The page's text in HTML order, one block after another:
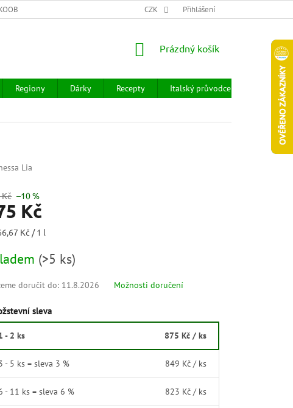
HODNOCENÍ OBCHODU OBCHODNÍ PODMÍNKY
CZK Přihlášení
NÁKUPNÍ
Prázdný košík
Regiony Dárky Recepty Italský průvodce
Prodejny
Lia
Kč –10 %
Kč
Kč / 1 l
(>5 ks)
doručit do: 11.8.2026 Možnosti doručení
sleva
- 2 ks 875 Kč / ks
- 5 ks = sleva 3 % 849 Kč / ks
- 11 ks = sleva 6 % 823 Kč / ks